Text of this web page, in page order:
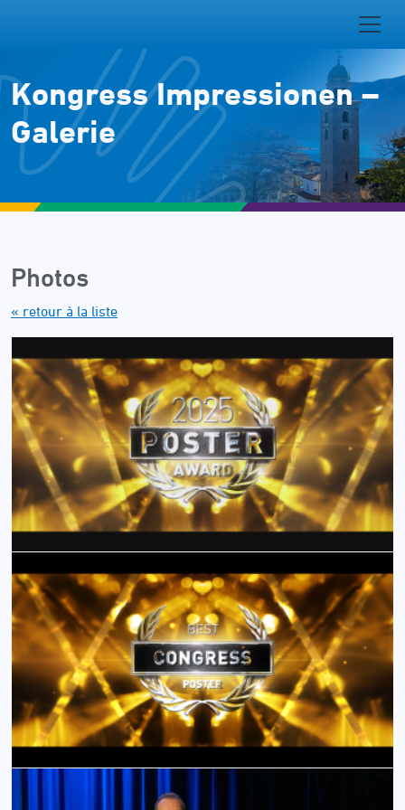
Kongress Impressionen –
Galerie
Photos
« retour à la liste